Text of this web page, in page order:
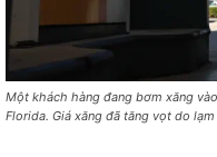
Một khách hàng đang bơm xăng
Florida. Giá xăng đã tăng vọt do